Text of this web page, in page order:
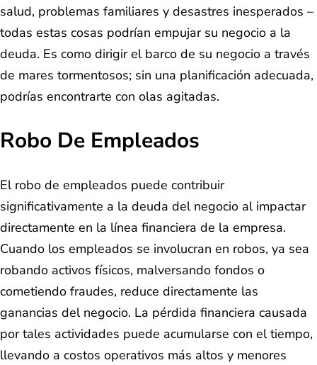
salud, problemas familiares y desastres inesperados –
todas estas cosas podrían empujar su negocio a la
deuda. Es como dirigir el barco de su negocio a través
de mares tormentosos; sin una planificación adecuada,
podrías encontrarte con olas agitadas.
Robo De Empleados
El robo de empleados puede contribuir
significativamente a la deuda del negocio al impactar
directamente en la línea financiera de la empresa.
Cuando los empleados se involucran en robos, ya sea
robando activos físicos, malversando fondos o
cometiendo fraudes, reduce directamente las
ganancias del negocio. La pérdida financiera causada
por tales actividades puede acumularse con el tiempo,
llevando a costos operativos más altos y menores